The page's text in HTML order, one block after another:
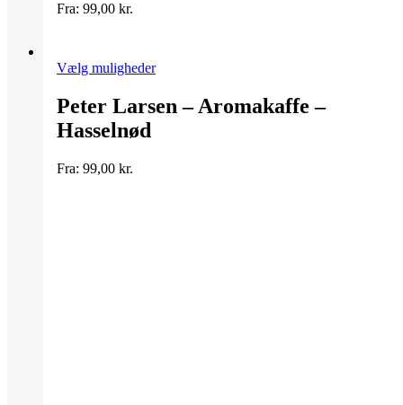
Fra: 99,00 kr.
Vælg mulighederDette
flere
Peter Larsen – Aromakaffe –
Hasselnød
Fra: 99,00 kr.